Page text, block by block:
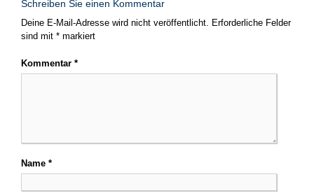
Schreiben Sie einen Kommentar
Deine E-Mail-Adresse wird nicht veröffentlicht. Erforderliche Felder
sind mit * markiert
Kommentar *
Name *